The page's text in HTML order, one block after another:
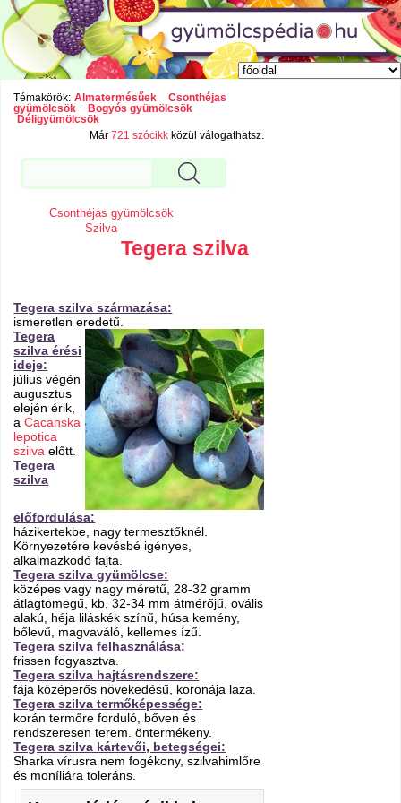
Témakörök: Almatermésűek
Csonthéjas
gyümölcsök
Bogyós gyümölcsök
Déligyümölcsök
Már721 szócikk közül válogathatsz.
Csonthéjas gyümölcsök
Szilva
Tegera szilva
Tegera szilva származása:
ismeretlen eredetű.
Tegera
szilva érési
ideje:
július végén
augusztus
elején érik,
aCacanska
lepotica
szilva előtt.
Tegera
szilva
előfordulása:
házikertekbe, nagy termesztőknél.
Környezetére kevésbé igényes,
alkalmazkodó fajta.
Tegera szilva gyümölcse:
középes vagy nagy méretű, 28-32 gramm
átlagtömegű, kb. 32-34 mm átmérőjű, ovális
alakú, héja liláskék színű, húsa kemény,
bőlevű, magvaváló, kellemes ízű.
Tegera szilva felhasználása:
frissen fogyasztva.
Tegera szilva hajtásrendszere:
fája középerős növekedésű, koronája laza.
Tegera szilva termőképessége:
korán termőre forduló, bőven és
rendszeresen terem. öntermékeny.
Tegera szilva kártevői, betegségei:
Sharka vírusra nem fogékony, szilvahimlőre
és moníliára toleráns.